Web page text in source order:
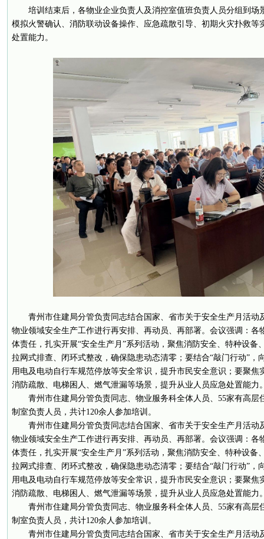
培训结束后，各物业企业负责人及消控室值班负责人员分组到场
模拟火警确认、消防联动设备操作、应急疏散引导、初期火灾扑救等
处置能力。
青州市住建局分管负责同志结合国家、省市关于安全生产月活动
物业领域安全生产工作进行再安排、再动员、再部署。会议强调：各
体责任，扎实开展“安全生产月”系列活动，聚焦消防安全、特种设备
拉网式排查、闭环式整改，确保隐患动态清零；要结合“敲门行动”，
用电及电动自行车规范停放等安全常识，提升市民安全意识；要聚焦
消防疏散、电梯困人、燃气泄漏等场景，提升从业人员应急处置能力
青州市住建局分管负责同志、物业服务科全体人员、55家有高层
制室负责人员，共计120余人参加培训。
青州市住建局分管负责同志结合国家、省市关于安全生产月活动
物业领域安全生产工作进行再安排、再动员、再部署。会议强调：各
体责任，扎实开展“安全生产月”系列活动，聚焦消防安全、特种设备
拉网式排查、闭环式整改，确保隐患动态清零；要结合“敲门行动”，
用电及电动自行车规范停放等安全常识，提升市民安全意识；要聚焦
消防疏散、电梯困人、燃气泄漏等场景，提升从业人员应急处置能力
青州市住建局分管负责同志、物业服务科全体人员、55家有高层
制室负责人员，共计120余人参加培训。
青州市住建局分管负责同志结合国家、省市关于安全生产月活动